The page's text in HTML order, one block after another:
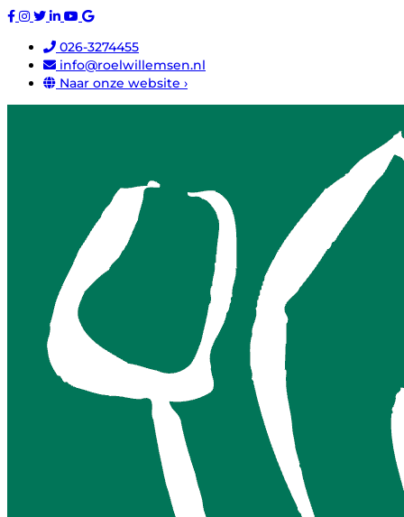
026-3274455
info@roelwillemsen.nl
Naar onze website ›